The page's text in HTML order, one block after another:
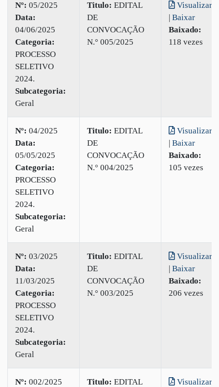
Nº: 05/2025
Data:
04/06/2025
Categoria:
PROCESSO
SELETIVO
2024.
Subcategoria:
Geral
Titulo: EDITAL
DE
CONVOCAÇÃO
N.° 005/2025
Visualizar
| Baixar
Baixado:
118 vezes
Nº: 04/2025
Data:
05/05/2025
Categoria:
PROCESSO
SELETIVO
2024.
Subcategoria:
Geral
Titulo: EDITAL
DE
CONVOCAÇÃO
N.° 004/2025
Visualizar
| Baixar
Baixado:
105 vezes
Nº: 03/2025
Data:
11/03/2025
Categoria:
PROCESSO
SELETIVO
2024.
Subcategoria:
Geral
Titulo: EDITAL
DE
CONVOCAÇÃO
N.° 003/2025
Visualizar
| Baixar
Baixado:
206 vezes
Nº: 002/2025
Titulo: EDITAL
Visualizar